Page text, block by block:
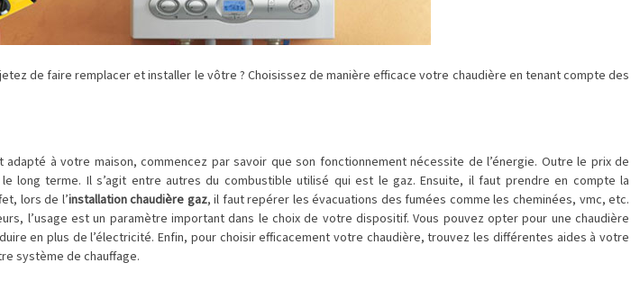
de faire remplacer et installer le vôtre ? Choisissez de manière efficace votre chaudière en tenant compte des
à votre maison, commencez par savoir que son fonctionnement nécessite de l’énergie. Outre le prix de
long terme. Il s’agit entre autres du combustible utilisé qui est le gaz. Ensuite, il faut prendre en compte la
lors de l’installationchaudière gaz, il faut repérer les évacuations des fumées comme les cheminées, vmc, etc.
l’usage est un paramètre important dans le choix de votre dispositif. Vous pouvez opter pour une chaudière
en plus de l’électricité. Enfin, pour choisir efficacement votre chaudière, trouvez les différentes aides à votre
système de chauffage.